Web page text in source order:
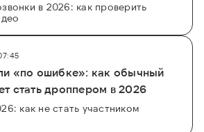
в 2026: как проверить
«по ошибке»: как обычный
стать дроппером в 2026
как не стать участником